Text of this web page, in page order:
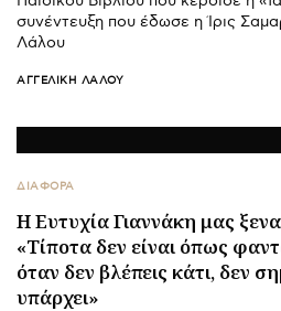
συνέντευξη που έδωσε η Ίρις
Λάλου
ΑΓΓΕΛΙΚΉ ΛΆΛΟΥ
ΔΙΑΦΟΡΑ
Η Ευτυχία Γιαννάκη μας
«Τίποτα δεν είναι όπως
όταν δεν βλέπεις κάτι, δεν
υπάρχει»